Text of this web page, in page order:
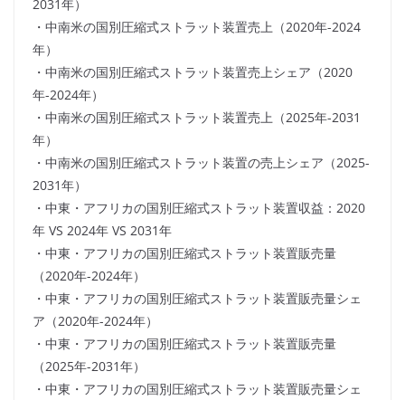
2031年）
・中南米の国別圧縮式ストラット装置売上（2020年-2024
年）
・中南米の国別圧縮式ストラット装置売上シェア（2020
年-2024年）
・中南米の国別圧縮式ストラット装置売上（2025年-2031
年）
・中南米の国別圧縮式ストラット装置の売上シェア（2025-
2031年）
・中東・アフリカの国別圧縮式ストラット装置収益：2020
年 VS 2024年 VS 2031年
・中東・アフリカの国別圧縮式ストラット装置販売量
（2020年-2024年）
・中東・アフリカの国別圧縮式ストラット装置販売量シェ
ア（2020年-2024年）
・中東・アフリカの国別圧縮式ストラット装置販売量
（2025年-2031年）
・中東・アフリカの国別圧縮式ストラット装置販売量シェ